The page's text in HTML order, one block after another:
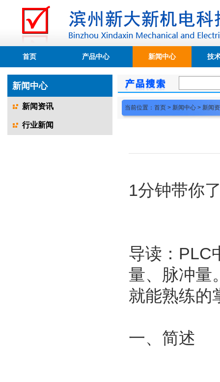
首页 产品中心 新闻中心 技
新闻中心
新闻资讯
行业新闻
当前位置： 首页 > 新闻中心 > 新闻
1分钟带你
导读：PLC
量、脉冲量
就能熟练的
一、简述